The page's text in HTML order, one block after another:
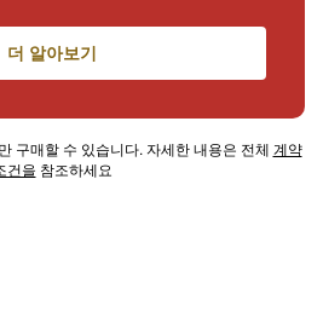
더 알아보기
구매할 수 있습니다. 자세한 내용은 전체 계약
건을 참조하세요